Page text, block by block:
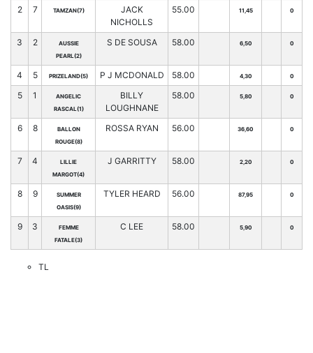
2 7 TAMZAN(7)
JACK
NICHOLLS
55.00 11,45 0
3 2
AUSSIE
PEARL(2)
S DE SOUSA 58.00 6,50 0
4 5 PRIZELAND(5) P J MCDONALD 58.00 4,30 0
5 1
ANGELIC
RASCAL(1)
BILLY
LOUGHNANE
58.00 5,80 0
6 8
BALLON
ROUGE(8)
ROSSA RYAN 56.00 36,60 0
7 4
LILLIE
MARGOT(4)
J GARRITTY 58.00 2,20 0
8 9
SUMMER
OASIS(9)
TYLER HEARD 56.00 87,95 0
9 3
FEMME
FATALE(3)
C LEE 58.00 5,90 0
TL